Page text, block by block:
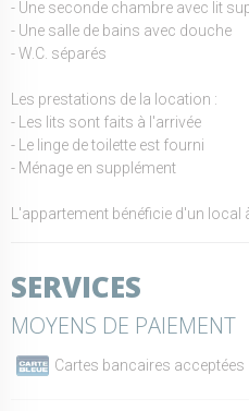
- Une seconde chambre avec lit
- Une salle de bains avec douche
- W.C. séparés
Les prestations de la location :
- Les lits sont faits à l'arrivée
- Le linge de toilette est fourni
- Ménage en supplément
L'appartement bénéficie d'un local
SERVICES
MOYENS DE PAIEMENT
Cartes bancaires acceptées